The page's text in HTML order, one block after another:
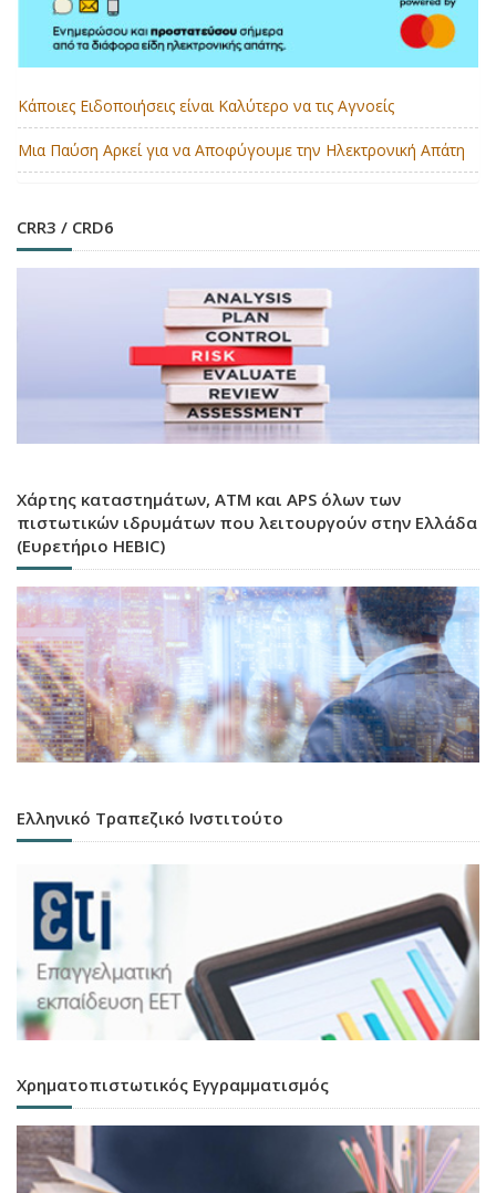
Κάποιες Ειδοποιήσεις είναι Καλύτερο να τις Αγνοείς
Μια Παύση Αρκεί για να Αποφύγουμε την Ηλεκτρονική Απάτη
CRR3 / CRD6
Χάρτης καταστημάτων, ATM και APS όλων των
πιστωτικών ιδρυμάτων που λειτουργούν στην Ελλάδα
(Ευρετήριο HEBIC)
Ελληνικό Τραπεζικό Ινστιτούτο
Χρηματοπιστωτικός Εγγραμματισμός